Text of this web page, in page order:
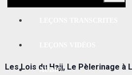
AUDIO
Les Lois du Hajj, Le Pèlerinage à